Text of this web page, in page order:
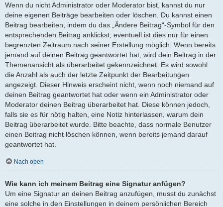
Wenn du nicht Administrator oder Moderator bist, kannst du nur
deine eigenen Beiträge bearbeiten oder löschen. Du kannst einen
Beitrag bearbeiten, indem du das „Ändere Beitrag“-Symbol für den
entsprechenden Beitrag anklickst; eventuell ist dies nur für einen
begrenzten Zeitraum nach seiner Erstellung möglich. Wenn bereits
jemand auf deinen Beitrag geantwortet hat, wird dein Beitrag in der
Themenansicht als überarbeitet gekennzeichnet. Es wird sowohl
die Anzahl als auch der letzte Zeitpunkt der Bearbeitungen
angezeigt. Dieser Hinweis erscheint nicht, wenn noch niemand auf
deinen Beitrag geantwortet hat oder wenn ein Administrator oder
Moderator deinen Beitrag überarbeitet hat. Diese können jedoch,
falls sie es für nötig halten, eine Notiz hinterlassen, warum dein
Beitrag überarbeitet wurde. Bitte beachte, dass normale Benutzer
einen Beitrag nicht löschen können, wenn bereits jemand darauf
geantwortet hat.
Nach oben
Wie kann ich meinem Beitrag eine Signatur anfügen?
Um eine Signatur an deinen Beitrag anzufügen, musst du zunächst
eine solche in den Einstellungen in deinem persönlichen Bereich